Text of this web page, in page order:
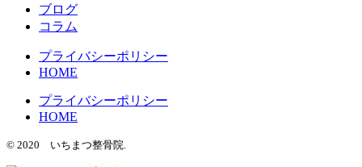
ブログ
コラム
プライバシーポリシー
HOME
プライバシーポリシー
HOME
© 2020 いちまつ整骨院.